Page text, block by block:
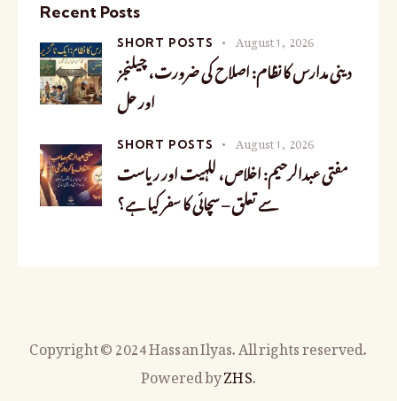
Recent Posts
SHORT POSTS August 1, 2026
دینی مدارس کا نظام: اصلاح کی ضرورت، چیلنجز
اور حل
SHORT POSTS August 1, 2026
مفتی عبدالرحیم: اخلاص، للہیت اور ریاست
سے تعلق – سچائی کا سفر کیا ہے؟
Copyright © 2024 Hassan Ilyas. All rights reserved.
Powered byZHS.